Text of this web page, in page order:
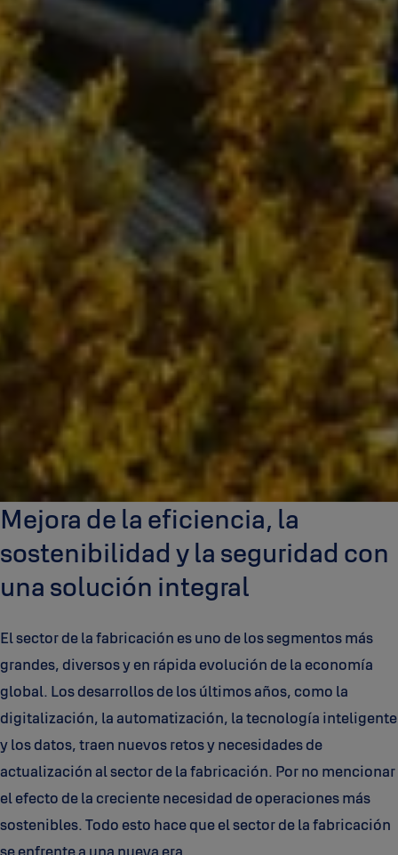
Mejora de la eficiencia, la
sostenibilidad y la seguridad con
una solución integral
El sector de la fabricación es uno de los segmentos más
grandes, diversos y en rápida evolución de la economía
global. Los desarrollos de los últimos años, como la
digitalización, la automatización, la tecnología inteligente
y los datos, traen nuevos retos y necesidades de
actualización al sector de la fabricación. Por no mencionar
el efecto de la creciente necesidad de operaciones más
sostenibles. Todo esto hace que el sector de la fabricación
se enfrente a una nueva era.